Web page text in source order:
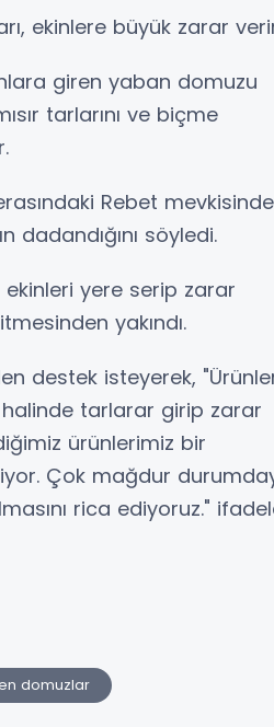
ekinlere büyük zarar
giren yaban domuzu
tarlarını ve biçme
Rebet
dadandığını söyledi.
yere serip zarar
yakındı.
destek isteyerek,
tarlarar girip zarar
ürünlerimiz bir
Çok mağdur
rica ediyoruz."
domuzlar